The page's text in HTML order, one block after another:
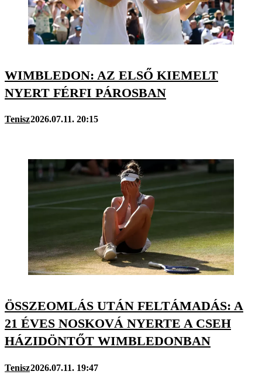
WIMBLEDON: AZ ELSŐ KIEMELT
NYERT FÉRFI PÁROSBAN
Tenisz2026.07.11. 20:15
ÖSSZEOMLÁS UTÁN FELTÁMADÁS: A
21 ÉVES NOSKOVÁ NYERTE A CSEH
HÁZIDÖNTŐT WIMBLEDONBAN
Tenisz2026.07.11. 19:47